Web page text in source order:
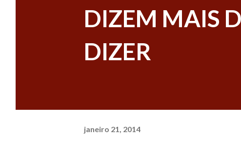
DIZEM MAIS
DIZER
janeiro 21, 2014